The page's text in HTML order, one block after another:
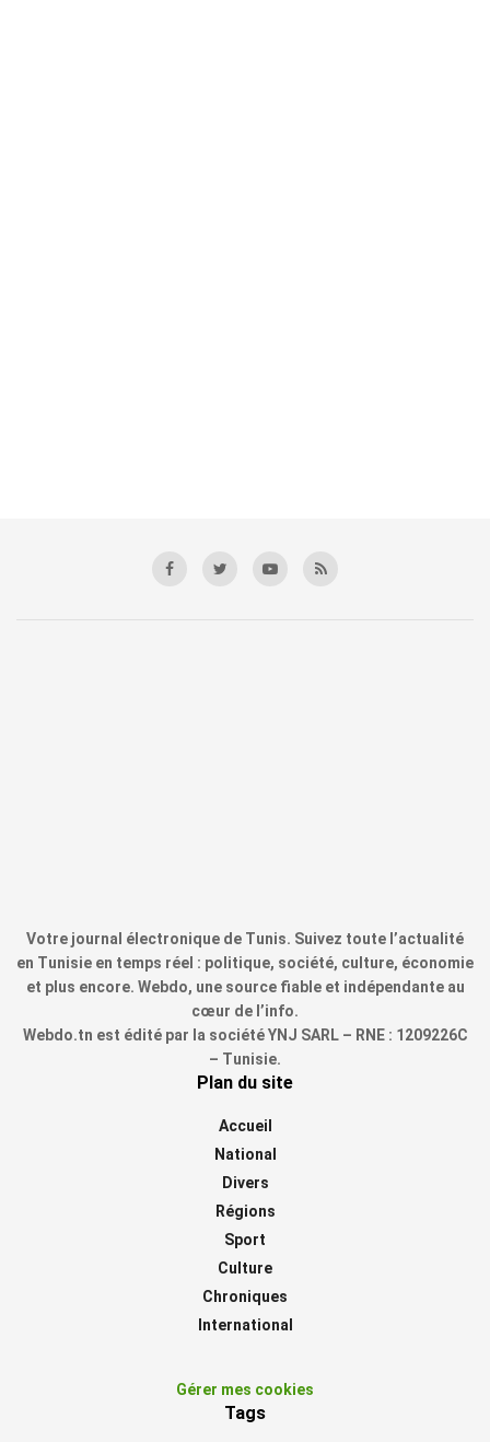
Votre journal électronique de Tunis. Suivez toute l’actualité
en Tunisie en temps réel : politique, société, culture, économie
et plus encore. Webdo, une source fiable et indépendante au
cœur de l’info.
Webdo.tn est édité par la société YNJ SARL – RNE : 1209226C
– Tunisie.
Plan du site
Accueil
National
Divers
Régions
Sport
Culture
Chroniques
International
Gérer mes cookies
Tags